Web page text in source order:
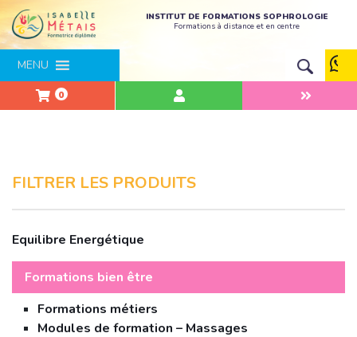
INSTITUT DE FORMATIONS SOPHROLOGIE
Formations à distance et en centre
MENU
0
FILTRER LES PRODUITS
Equilibre Energétique
Formations bien être
Formations métiers
Modules de formation – Massages